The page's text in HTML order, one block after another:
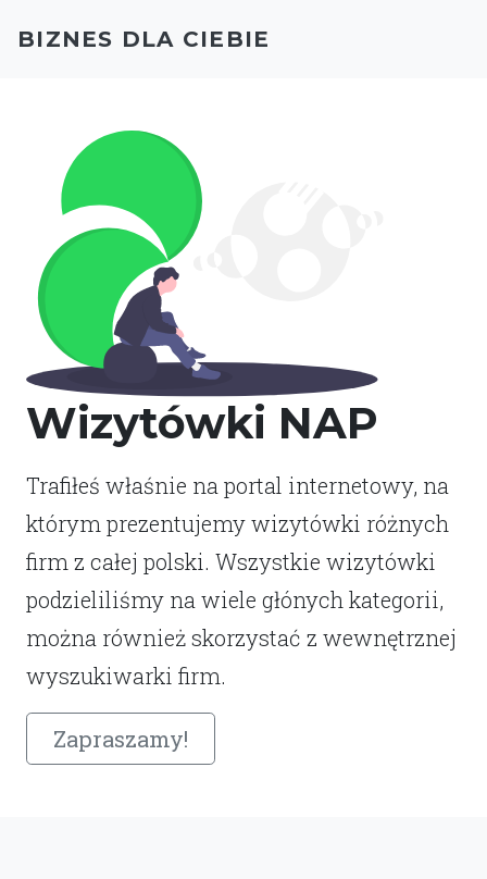
Wizytówki NAP
Trafiłeś właśnie na portal internetowy, na
którym prezentujemy wizytówki różnych
firm z całej polski. Wszystkie wizytówki
podzieliliśmy na wiele głónych kategorii,
można również skorzystać z wewnętrznej
wyszukiwarki firm.
Zapraszamy!
BIZNES DLA CIEBIE